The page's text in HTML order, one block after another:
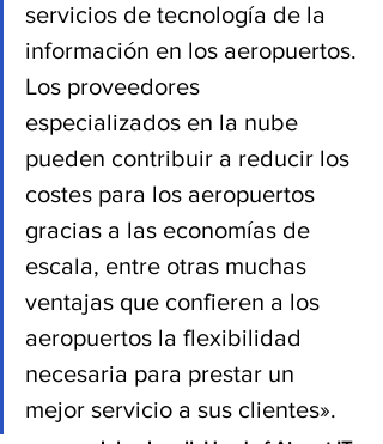
servicios de tecnología de la
información en los aeropuertos.
Los proveedores
especializados en la nube
pueden contribuir a reducir los
costes para los aeropuertos
gracias a las economías de
escala, entre otras muchas
ventajas que confieren a los
aeropuertos la flexibilidad
necesaria para prestar un
mejor servicio a sus clientes».